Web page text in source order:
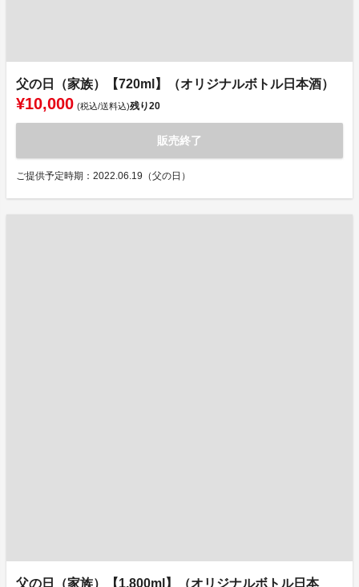
父の日（家族）【720ml】（オリジナルボトル日本酒）
¥10,000 (税込/送料込)残り20
販売終了
ご提供予定時期：2022.06.19（父の日）
父の日（家族）【1,800ml】（オリジナルボトル日本